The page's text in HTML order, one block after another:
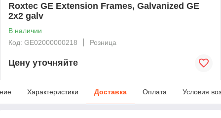
Roxtec GE Extension Frames, Galvanized GE
2x2 galv
В наличии
Код: GE02000000218
Розница
Цену уточняйте
Характеристики Доставка Оплата Условия